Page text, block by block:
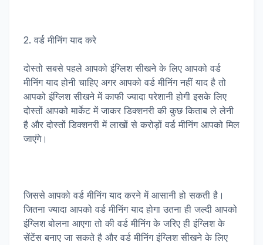
2. वर्ड मीनिंग याद करे
दोस्तो सबसे पहले आपको इंग्लिश सीखने के लिए आपको वर्ड
मीनिंग याद होनी चाहिए अगर आपको वर्ड मीनिंग नहीं याद है तो
आपको इंग्लिश सीखने में काफी ज्यादा परेशानी होगी इसके लिए
दोस्तों आपको मार्केट में जाकर डिक्शनरी की कुछ किताब ले लेनी
है और दोस्तों डिक्शनरी में लाखों से करोड़ों वर्ड मीनिंग आपको मिल
जाएंगे।
जिससे आपको वर्ड मीनिंग याद करने में आसानी हो सकती है।
जितना ज्यादा आपको वर्ड मीनिंग याद होगा उतना ही जल्दी आपको
इंग्लिश बोलना आएगा तो की वर्ड मीनिंग के जरिए ही इंग्लिश के
सेंटेंस बनाए जा सकते है और वर्ड मीनिंग इंग्लिश सीखने के लिए